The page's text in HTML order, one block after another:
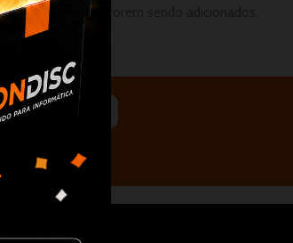
à medida que forem sendo adicionados.
Sociais